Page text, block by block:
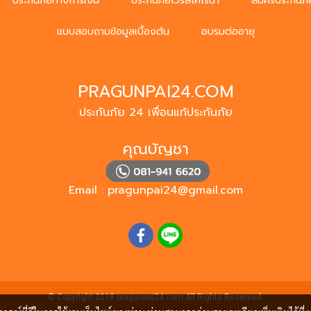
แบบสอบถามข้อมูลเบื้องต้น อบรมต่ออายุ
PRAGUNPAI24.COM
ประกันภัย 24 เพื่อนแท้ประกันภัย
คุณบัญชา
Email : pragunpai24@gmail.com
© Copyright 2018 pragunpai24.com All Rights Reserved.